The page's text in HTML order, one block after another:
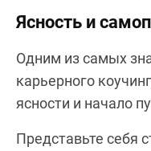
Ясность и
Одним из самых
карьерного
ясности и начало
Представьте себя